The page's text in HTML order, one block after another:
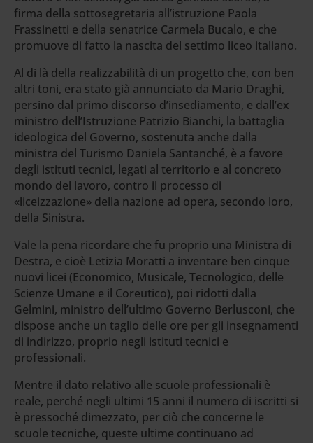
firma della sottosegretaria all’istruzione Paola
Frassinetti e della senatrice Carmela Bucalo, e che
promuove di fatto la nascita del settimo liceo italiano.
Al di là della realizzabilità di un progetto che, con ben
altri toni, era stato già annunciato da Mario Draghi,
persino dal primo discorso d’insediamento, e dall’ex
ministro dell’Istruzione Patrizio Bianchi, la battaglia
ideologica del Governo, sostenuta anche dalla
ministra del Turismo Daniela Santanché, è a favore
degli istituti tecnici, legati al territorio e al concreto
mondo del lavoro, contro il processo di
«liceizzazione» della nazione ad opera, secondo loro,
della Sinistra.
Vale la pena ricordare che fu proprio una Ministra di
Destra, e cioè Letizia Moratti a inventare ben cinque
nuovi licei (Economico, Musicale, Tecnologico, delle
Scienze Umane e il Coreutico), poi ridotti dalla
Gelmini, ministro dell’ultimo Governo Berlusconi, che
dispose anche un taglio delle ore per gli insegnamenti
di indirizzo, proprio negli istituti tecnici e
professionali.
Mentre il dato relativo alle scuole professionali è
reale, perché negli ultimi 15 anni il numero di iscritti si
è pressoché dimezzato, per ciò che concerne le
scuole tecniche, queste ultime continuano ad